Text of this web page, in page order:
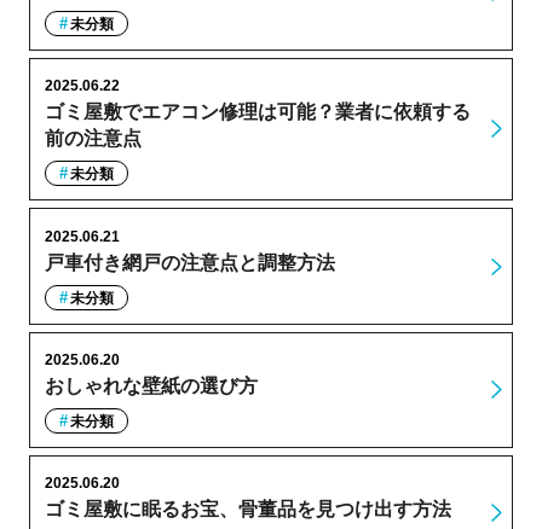
未分類
ゴミ屋敷でエアコン修理は可能？業者に依頼する
前の注意点
2025.06.22
未分類
戸車付き網戸の注意点と調整方法
2025.06.21
未分類
おしゃれな壁紙の選び方
2025.06.20
未分類
ゴミ屋敷に眠るお宝、骨董品を見つけ出す方法
2025.06.20